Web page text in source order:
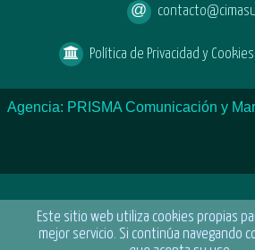
Este sitio web utiliza cookies propias
mejor servicio. Si continúa navegando
Política de Privacidad y Cookies
Agencia: PRISMA Comunicación y